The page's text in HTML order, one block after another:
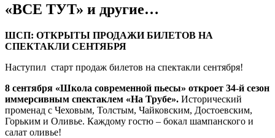
«ВСЕ ТУТ» и другие…
ШСП: ОТКРЫТЫ ПРОДАЖИ БИЛЕТОВ НА
СПЕКТАКЛИ СЕНТЯБРЯ
Наступил старт продаж билетов на спектакли сентября!
8 сентября «Школа современной пьесы» откроет 34-й сезон
иммерсивным спектаклем «На Трубе». Исторический
променад с Чеховым, Толстым, Чайковским, Достоевским,
Горьким и Оливье. Каждому гостю – бокал шампанского и
салат оливье!